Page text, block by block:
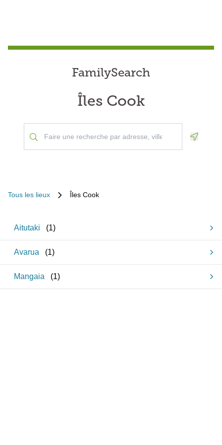
FamilySearch
Îles Cook
Tous les lieux Îles Cook
Aitutaki (1)
Avarua (1)
Mangaia (1)